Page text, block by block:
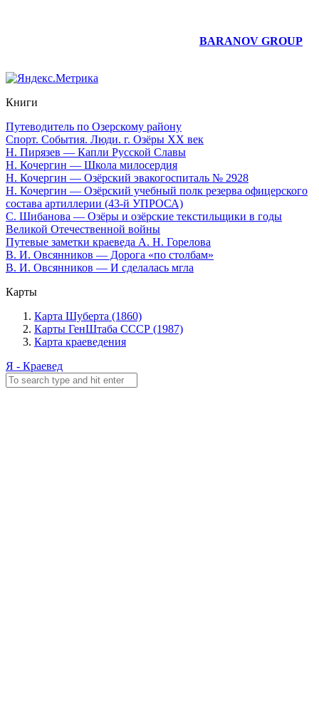
BARANOV GROUP
Книги
Путеводитель по Озерскому району
Спорт. События. Люди. г. Озёры XX век
Н. Пирязев — Капли Русской Славы
Н. Кочергин — Школа милосердия
Н. Кочергин — Озёрский эвакогоспиталь № 2928
Н. Кочергин — Озёрский учебный полк резерва офицерского
состава артиллерии (43-й УПРОСА)
С. Шибанова — Озёры и озёрские текстильщики в годы
Великой Отечественной войны
Путевые заметки краеведа А. Н. Горелова
В. И. Овсянников — Дорога «по столбам»
В. И. Овсянников — И сделалась мгла
Карты
Карта Шуберта (1860)
Карты ГенШтаба СССР (1987)
Карта краеведения
Я - Краевед